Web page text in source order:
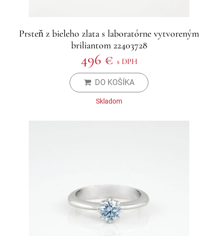
Prsteň z bieleho zlata s laboratórne vytvoreným
briliantom 22403728
496 € s DPH
DO KOŠÍKA
Skladom